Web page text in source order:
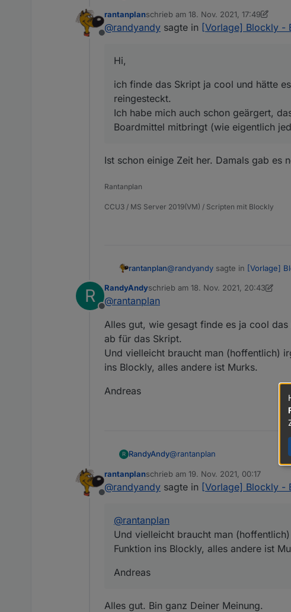
ich finde das Skript ja cool und
Ich habe mich auch schon
Andreas
Offline
rantanplanschrieb am 18. Nov. 2021, 17:49
zuletzt editiert von rantanplan
@randyandy sagte in [Vorlage] Blockly -
Hi,
ich finde das Skript ja cool und hätte
reingesteckt.
Ich habe mich auch schon geärgert,
Boardmittel mitbringt (wie eigentlich
Ist schon einige Zeit her. Damals gab es
Rantanplan
CCU3 / MS Server 2019(VM) / Scripten mit Blockly
rantanplan@randyandy sagte in [Vorlage]
ich finde das Skript ja cool
reingesteckt.
Ich habe mich auch schon
mitbringt (wie eigentlich jede
Ist schon einige Zeit her.
R
Offline
RandyAndyschrieb am 18. Nov. 2021, 20:43
zuletzt editiert von RandyAndy
@rantanplan
Alles gut, wie gesagt finde es ja cool
ab für das Skript.
Und vielleicht braucht man (hoffentlich)
ins Blockly, alles andere ist Murks.
Andreas
R RandyAndy@rantanplan
Alles gut, wie gesagt finde es ja
das Skript.
Offline
rantanplanschrieb am 19. Nov. 2021, 00:17
zuletzt editiert von
@randyandy sagte in [Vorlage] Blockly -
@rantanplan
Und vielleicht braucht man
Funktion ins Blockly, alles andere ist
Andreas
Alles gut. Bin ganz Deiner Meinung.